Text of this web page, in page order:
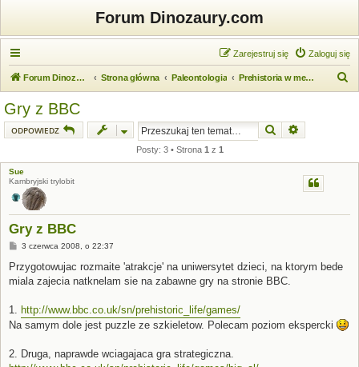
Forum Dinozaury.com
Zaloguj się
Zarejestruj się
Forum Dinozaury.com Strona główna Paleontologia Prehistoria w mediach
Gry z BBC
ODPOWIEDZ Szukaj
Posty: 3 • Strona 1 z 1
Sue
Kambryjski trylobit
Gry z BBC
P
s
3 czerwca 2008, o 22:37
Przygotowujac rozmaite 'atrakcje' na uniwersytet dzieci, na ktorym bede
miala zajecia natknelam sie na zabawne gry na stronie BBC.
1. http://www.bbc.co.uk/sn/prehistoric_life/games/
Na samym dole jest puzzle ze szkieletow. Polecam poziom ekspercki
2. Druga, naprawde wciagajaca gra strategiczna.